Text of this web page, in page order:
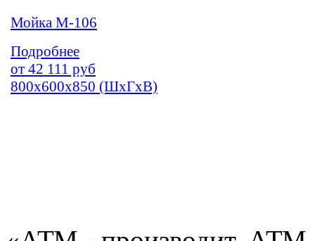
Мойка М-106
Подробнее
от 42 111 руб
800х600х850 (ШхГхВ)